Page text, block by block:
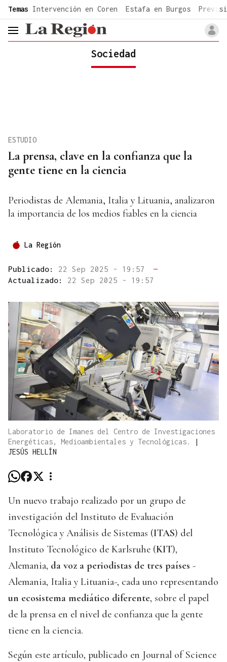
common.go-to-content
Temas Intervención en Coren Estafa en Burgos
header.menu.open
Sociedad
La prensa, clave en la confianza que la
gente tiene en la ciencia
ESTUDIO
Periodistas de Alemania, Italia y Lituania, analizaron
la importancia de los medios fiables en la ciencia
La Región
Publicado: 22 Sep 2025 - 19:57
—
Actualizado: 22 Sep 2025 - 19:57
Laboratorio de Imanes del Centro de Investigaciones
Energéticas, Medioambientales y Tecnológicas.
|
JESÚS HELLÍN
Un nuevo trabajo realizado por un grupo de
investigación del Instituto de Evaluación
Tecnológica y Análisis de Sistemas (ITAS) del
Instituto Tecnológico de Karlsruhe (KIT),
Alemania, da voz a periodistas de tres países -
Alemania, Italia y Lituania-, cada uno representando
un ecosistema mediático diferente, sobre el papel
de la prensa en el nivel de confianza que la gente
tiene en la ciencia.
Según este artículo, publicado en Journal of Science